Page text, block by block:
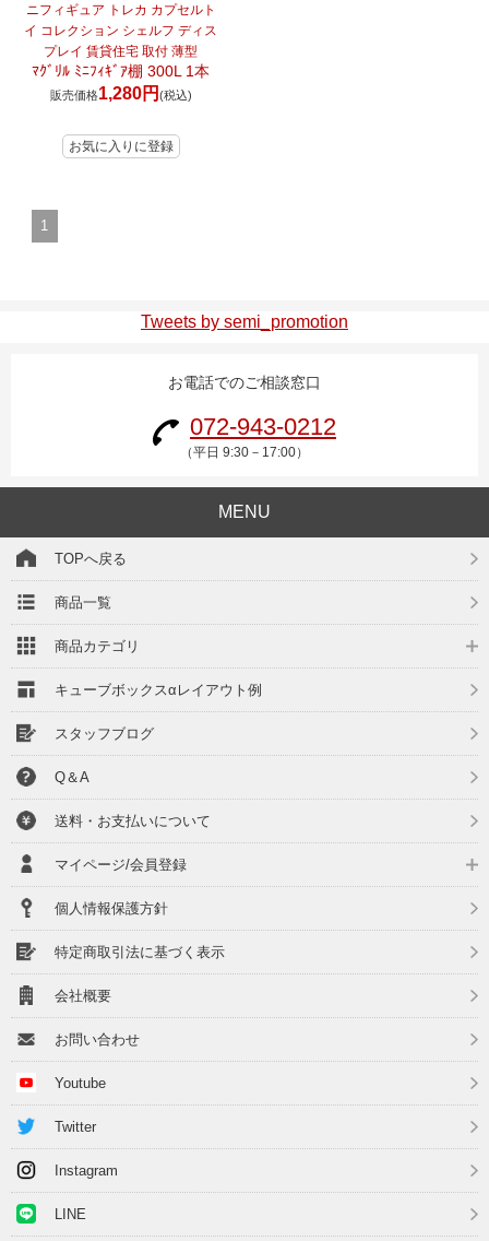
ニフィギュア トレカ カプセルト
イ コレクション シェルフ ディス
プレイ 賃貸住宅 取付 薄型
ﾏｸﾞﾘﾙ ﾐﾆﾌｨｷﾞｱ棚 300L 1本
販売価格1,280円 (税込)
1
Tweets by semi_promotion
お電話でのご相談窓口
072-943-0212
（平日 9:30－17:00）
MENU
TOPへ戻る
商品一覧
商品カテゴリ
キューブボックスαレイアウト例
スタッフブログ
Q＆A
送料・お支払いについて
マイページ/会員登録
個人情報保護方針
特定商取引法に基づく表示
会社概要
お問い合わせ
Youtube
Twitter
Instagram
LINE